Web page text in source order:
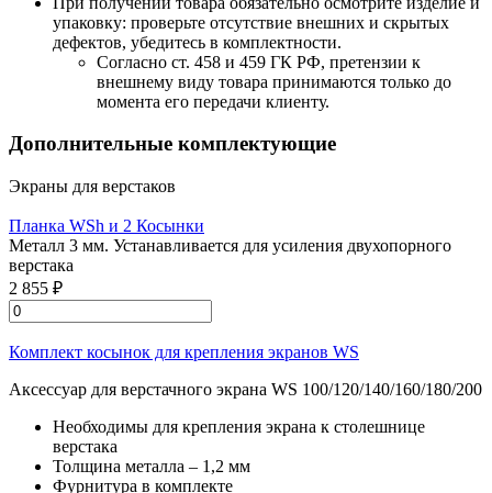
упаковку: проверьте отсутствие внешних и скрытых
дефектов, убедитесь в комплектности.
Согласно ст. 458 и 459 ГК РФ, претензии к
внешнему виду товара принимаются только до
момента его передачи клиенту.
Дополнительные комплектующие
Экраны для верстаков
Планка WSh и 2 Косынки
Металл 3 мм. Устанавливается для усиления двухопорного
верстака
2 855 ₽
Комплект косынок для крепления экранов WS
Аксессуар для верстачного экрана WS 100/120/140/160/180/200
Необходимы для крепления экрана к столешнице
верстака
Толщина металла – 1,2 мм
Фурнитура в комплекте